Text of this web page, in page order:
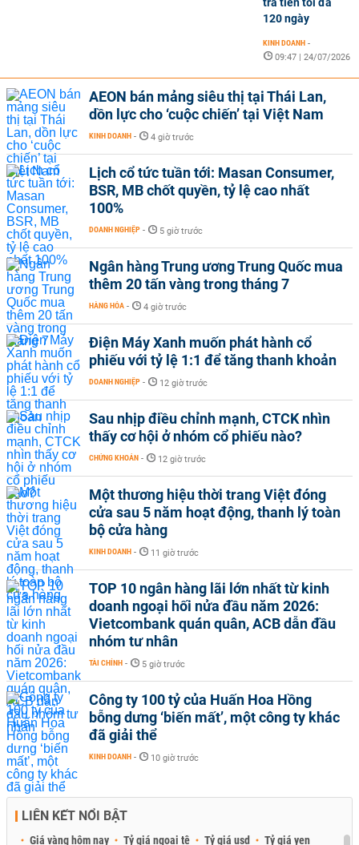
120 ngày
KINH DOANH -
09:47 | 24/07/2026
AEON bán mảng siêu thị tại Thái Lan,
dồn lực cho ‘cuộc chiến’ tại Việt Nam
KINH DOANH - 4 giờ trước
Lịch cổ tức tuần tới: Masan Consumer,
BSR, MB chốt quyền, tỷ lệ cao nhất
100%
DOANH NGHIỆP - 5 giờ trước
Ngân hàng Trung ương Trung Quốc mua
thêm 20 tấn vàng trong tháng 7
HÀNG HÓA - 4 giờ trước
Điện Máy Xanh muốn phát hành cổ
phiếu với tỷ lệ 1:1 để tăng thanh khoản
DOANH NGHIỆP - 12 giờ trước
Sau nhịp điều chỉnh mạnh, CTCK nhìn
thấy cơ hội ở nhóm cổ phiếu nào?
CHỨNG KHOÁN - 12 giờ trước
Một thương hiệu thời trang Việt đóng
cửa sau 5 năm hoạt động, thanh lý toàn
bộ cửa hàng
KINH DOANH - 11 giờ trước
TOP 10 ngân hàng lãi lớn nhất từ kinh
doanh ngoại hối nửa đầu năm 2026:
Vietcombank quán quân, ACB dẫn đầu
nhóm tư nhân
TÀI CHÍNH - 5 giờ trước
Công ty 100 tỷ của Huấn Hoa Hồng
bỗng dưng ‘biến mất’, một công ty khác
đã giải thể
KINH DOANH - 10 giờ trước
LIÊN KẾT NỔI BẬT
Giá vàng hôm nay Tỷ giá ngoại tệ Tỷ giá usd Tỷ giá yen